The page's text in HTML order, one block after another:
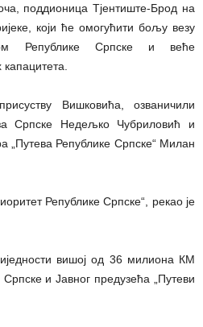
поддионица Тјентиште-Брод на
који ће омогућити бољу везу
Републике Српске и веће
Вишковића, озваничили
Српске Недељко Чубриловић и
„Путева Републике Српске“ Милан
Републике Српске“, рекао је
вишој од 36 милиона КМ
и Јавног предузећа „Путеви